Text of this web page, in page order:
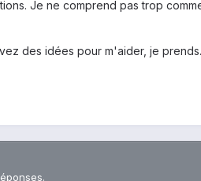
Je ne comprend pas trop
des idées pour m'aider, je prends.